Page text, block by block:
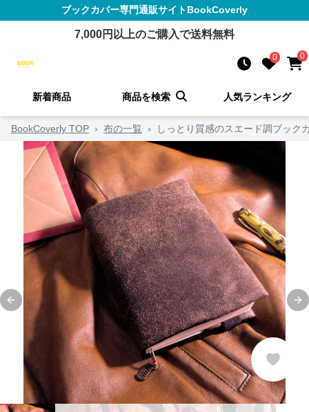
ブックカバー専門通販サイトBookCoverly
7,000円以上のご購入で送料無料
0 0
新着商品 商品を検索 人気ランキング
BookCoverly TOP › 布の一覧 › しっとり質感のスエード調ブック
Previous slide